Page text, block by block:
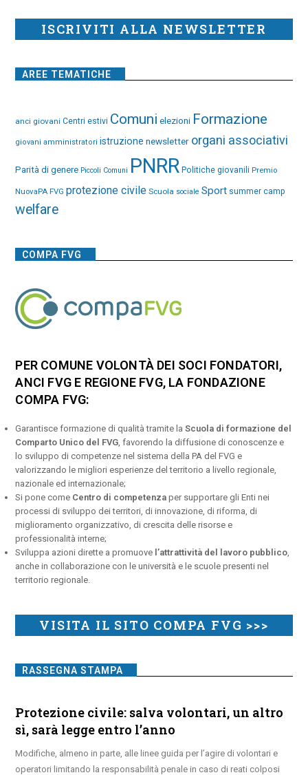
ISCRIVITI ALLA NEWSLETTER
AREE TEMATICHE
anci giovani Centri estivi Comuni elezioni Formazione
giovani amministratori istruzione newsletter organi associativi
Parità di genere Piccoli Comuni PNRR Politiche giovanili Premio
NuovaPA FVG protezione civile Scuola sociale Sport summer camp
welfare
COMPA FVG
PER COMUNE VOLONTÀ DEI SOCI FONDATORI,
ANCI FVG E REGIONE FVG, LA FONDAZIONE
COMPA FVG:
Garantisce formazione di qualità tramite laScuola di formazione del
Comparto Unico del FVG , favorendo la diffusione di conoscenze e
lo sviluppo di competenze nel sistema della PA del FVG e
valorizzando le migliori esperienze del territorio a livello regionale,
nazionale ed internazionale;
Si pone come Centro di competenza per supportare gli Enti nei
processi di sviluppo dei territori, di innovazione, di riforma, di
miglioramento organizzativo, di crescita delle risorse e
professionalità interne;
Sviluppa azioni dirette a promuove l’attrattività del lavoro pubblico
anche in collaborazione con le università e le scuole presenti nel
territorio regionale.
VISITA IL SITO COMPA FVG >>>
RASSEGNA STAMPA
Protezione civile: salva volontari, un altro
sì, sarà legge entro l’anno
Modifiche, almeno in parte, alle linee guida per l’agire di volontari e
operatori limitando la responsabilità penale in caso di reati colposi